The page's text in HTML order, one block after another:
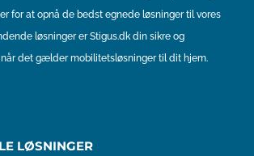
for at opnå de bedst egnede løsninger til vores
løsninger er Stigus.dk din sikre og
når det gælder mobilitetsløsninger til dit hjem.
LØSNINGER